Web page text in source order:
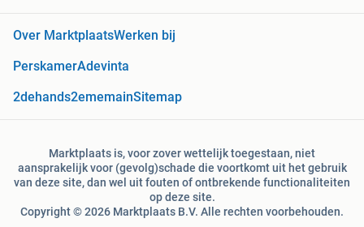
Over MarktplaatsWerken bij
PerskamerAdevinta
2dehands2ememainSitemap
Marktplaats is, voor zover wettelijk toegestaan, niet
aansprakelijk voor (gevolg)schade die voortkomt uit het gebruik
van deze site, dan wel uit fouten of ontbrekende functionaliteiten
op deze site.
Copyright © 2026 Marktplaats B.V. Alle rechten voorbehouden.